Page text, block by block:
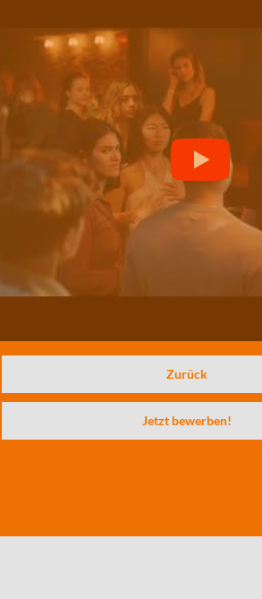
Zurück
Jetzt bewerben!